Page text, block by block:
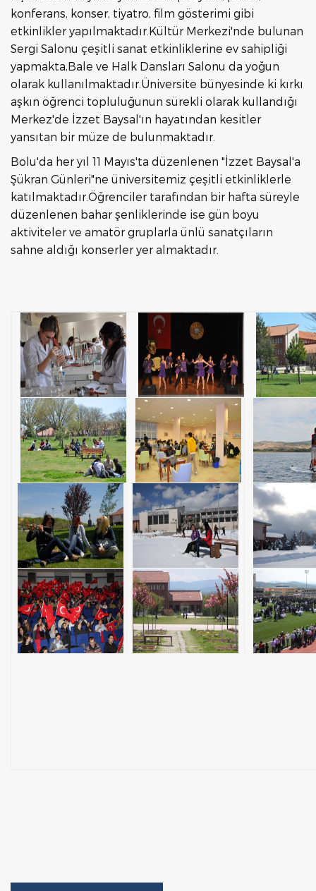
konferans, konser, tiyatro, film gösterimi gibi
etkinlikler yapılmaktadır.Kültür Merkezi'nde bulunan
Sergi Salonu çeşitli sanat etkinliklerine ev sahipliği
yapmakta,Bale ve Halk Dansları Salonu da yoğun
olarak kullanılmaktadır.Üniversite bünyesinde ki kırkı
aşkın öğrenci topluluğunun sürekli olarak kullandığı
Merkez'de İzzet Baysal'ın hayatından kesitler
yansıtan bir müze de bulunmaktadır.
Bolu'da her yıl 11 Mayıs'ta düzenlenen "İzzet Baysal'a
Şükran Günleri"ne üniversitemiz çeşitli etkinliklerle
katılmaktadır.Öğrenciler tarafından bir hafta süreyle
düzenlenen bahar şenliklerinde ise gün boyu
aktiviteler ve amatör gruplarla ünlü sanatçıların
sahne aldığı konserler yer almaktadır.